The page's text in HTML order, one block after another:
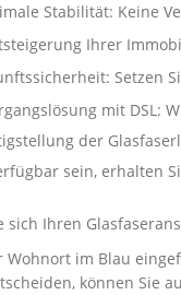
Stabilität: Keine
Ihrer
Setzen
mit DSL:
der
sein, erhalten
sich Ihren
Wohnort im Blau
können Sie